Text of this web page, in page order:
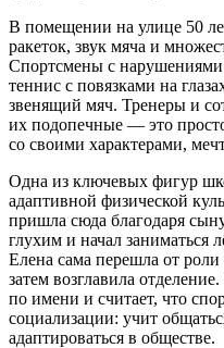
В помещении на улице 50
ракеток, звук мяча и
Спортсмены с нарушениями
теннис с повязками на
звенящий мяч. Тренеры и
их подопечные — это
со своими характерами,
Одна из ключевых фигур
адаптивной физической
пришла сюда благодаря
глухим и начал заниматься
Елена сама перешла от
затем возглавила
по имени и считает, что
социализации: учит
адаптироваться в обществе.